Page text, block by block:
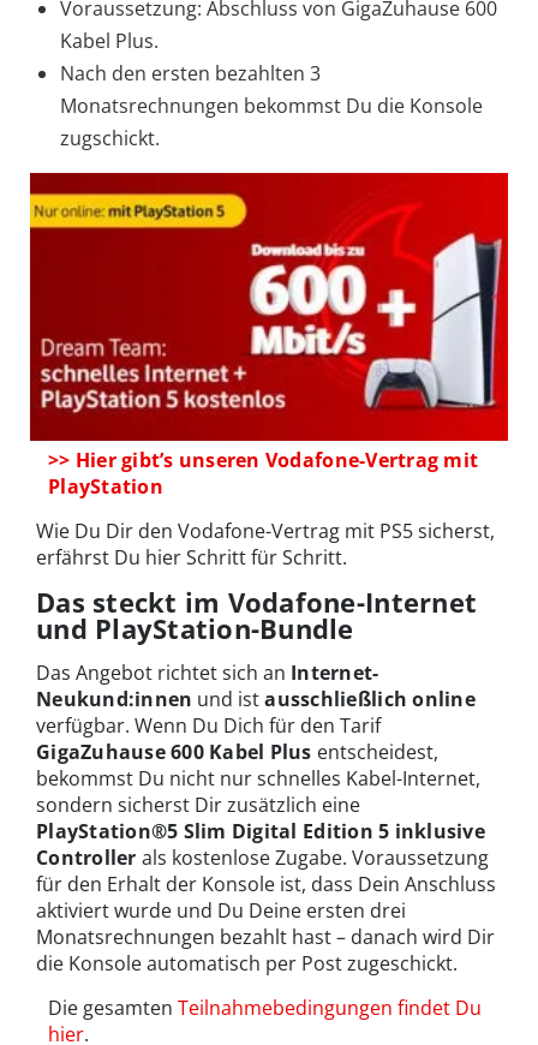
Voraussetzung: Abschluss von GigaZuhause 600
Kabel Plus.
Nach den ersten bezahlten 3
Monatsrechnungen bekommst Du die Konsole
zugschickt.
>> Hier gibt’s unseren Vodafone-Vertrag mit
PlayStation
Wie Du Dir den Vodafone-Vertrag mit PS5 sicherst,
erfährst Du hier Schritt für Schritt.
Das steckt im Vodafone-Internet
und PlayStation-Bundle
Das Angebot richtet sich an Internet-
Neukund:innen und istausschließlich online
verfügbar. Wenn Du Dich für den Tarif
GigaZuhause 600 Kabel Plus entscheidest,
bekommst Du nicht nur schnelles Kabel-Internet,
sondern sicherst Dir zusätzlich eine
PlayStation®5 Slim Digital Edition 5 inklusive
Controller als kostenlose Zugabe. Voraussetzung
für den Erhalt der Konsole ist, dass Dein Anschluss
aktiviert wurde und Du Deine ersten drei
Monatsrechnungen bezahlt hast – danach wird Dir
die Konsole automatisch per Post zugeschickt.
Die gesamten Teilnahmebedingungen findet Du
hier.